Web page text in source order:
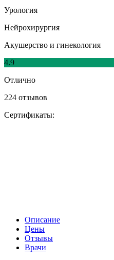
Урология
Нейрохирургия
Акушерство и гинекология
4.9
Отлично
224 отзывов
Сертификаты:
Описание
Цены
Отзывы
Врачи